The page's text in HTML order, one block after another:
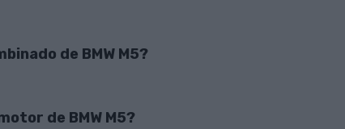
de BMW M5?
de BMW M5?